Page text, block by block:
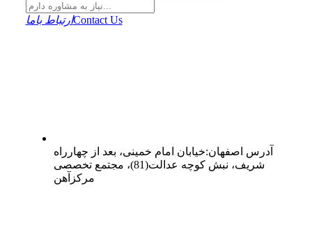
ارتباط باماContact Us
آدرس اصفهان:خیابان امام خمینی، بعد از چهارراه
شریف، نبش کوچه عدالت(81)، مجتمع تخصصی
مرکزآهن